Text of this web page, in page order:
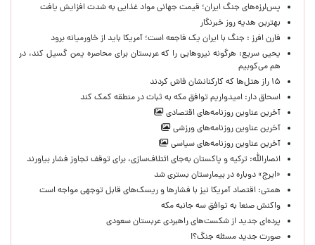
پس‌لرزه‌های جنگ ایران؛ قیمت جهانی مواد غذایی به شدت افزایش یافت
بهترین هدیه روز خبرنگار
فارن افرز : جنگ با ایران یک فاجعه است؛ آمریکا باید از خاورمیانه برود
یحیی سریع: هرگونه نیروهایی را که عربستان برای محاصره یمن گسیل کند، در
هم می‌کوبیم
۱۵ راز هتل‌ها که کارکنانشان فاش کردند
اسحاق دار: امیدواریم توافق مکه به ثبات در منطقه کمک کند
آخرین عناوین روزنامه‌های اقتصادی
آخرین عناوین روزنامه‌های ورزشی
آخرین عناوین روزنامه‌های سیاسی
انصارالله: ترکیه و پاکستان به‌جای ائتلاف‌سازی، برای توقف تجاوز فشار بیاورند
«ایرج» دوباره در بیمارستان بستری شد
همتی: اقتصاد آمریکا نیز با فشارها و ریسک‌های قابل توجهی مواجه است
واکنش صنعا به توافق سه جانبه مکه
پرده‌ای جدید از شکست‌های راهبردی عربستان سعودی
صورت جدید مسئله جنگ؟!